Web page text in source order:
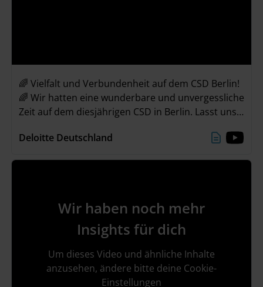
🌈 Vielfalt und Verbundenheit auf dem CSD Berlin!
🌈 Wir hatten eine wunderbare und unvergessliche
Zeit auf dem diesjährigen CSD in Berlin. Lasst uns
unseren Alltag nehmen und weiterhin Vielfalt &
Deloitte Deutschland
Wir haben noch mehr
Insights für dich
Um dieses Video und ähnliche Inhalte
anzusehen, ändere bitte deine Cookie-
Einstellungen